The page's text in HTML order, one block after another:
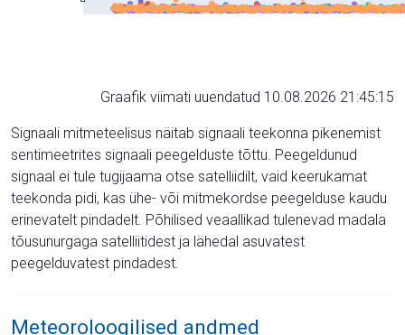
Graafik viimati uuendatud 10.08.2026 21:45:15
Signaali mitmeteelisus näitab signaali teekonna pikenemist
sentimeetrites signaali peegelduste tõttu. Peegeldunud
signaal ei tule tugijaama otse satelliidilt, vaid keerukamat
teekonda pidi, kas ühe- või mitmekordse peegelduse kaudu
erinevatelt pindadelt. Põhilised veaallikad tulenevad madala
tõusunurgaga satelliitidest ja lähedal asuvatest
peegelduvatest pindadest.
Meteoroloogilised andmed